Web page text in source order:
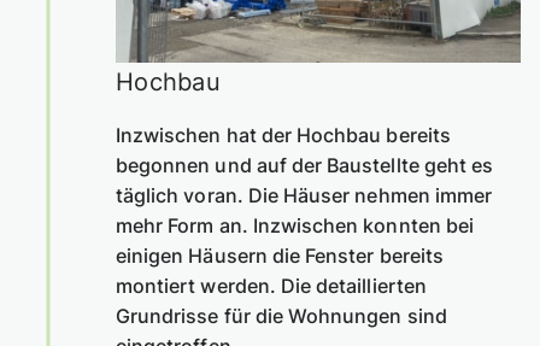
Hochbau
Inzwischen hat der Hochbau bereits
begonnen und auf der Baustellte geht es
täglich voran. Die Häuser nehmen immer
mehr Form an. Inzwischen konnten bei
einigen Häusern die Fenster bereits
montiert werden. Die detaillierten
Grundrisse für die Wohnungen sind